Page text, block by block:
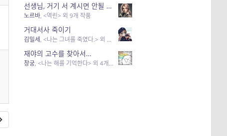
선생님, 거기 서 계시면 안될 것 같은데요-역할 클리셰를 비튼 작품들
노르바, <역린> 외 9개 작품
거대서사 죽이기
김밀세, <나는 그녀를 죽였다.> 외 1개 작품
재야의 고수를 찾아서…
창궁, <나는 해를 기억한다> 외 4개 작품